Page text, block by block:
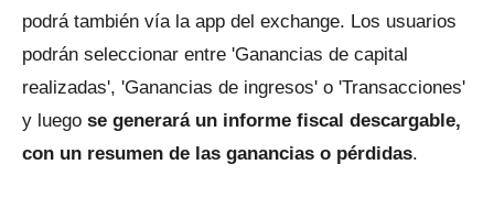
podrá también vía la app del exchange. Los usuarios
podrán seleccionar entre 'Ganancias de capital
realizadas', 'Ganancias de ingresos' o 'Transacciones'
y luego se generará un informe fiscal descargable,
con un resumen de las ganancias o pérdidas.